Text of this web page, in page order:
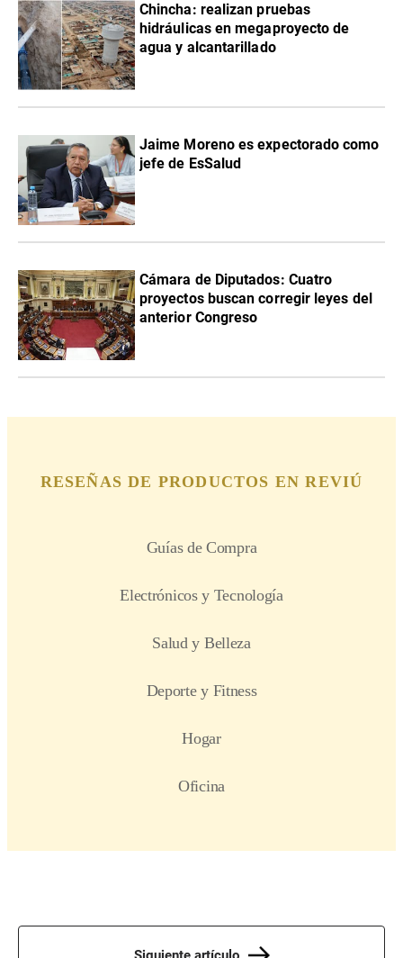
Chincha: realizan pruebas
hidráulicas en megaproyecto de
agua y alcantarillado
Jaime Moreno es expectorado como
jefe de EsSalud
Cámara de Diputados: Cuatro
proyectos buscan corregir leyes del
anterior Congreso